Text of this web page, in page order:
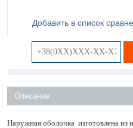
Добавить в список
Описание
Наружная оболочка изготовлена из